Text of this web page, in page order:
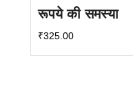
रूपये की समस्या
₹325.00